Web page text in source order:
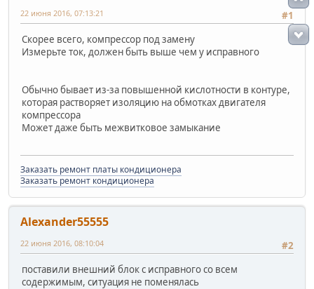
#1
22 июня 2016, 07:13:21
Скорее всего, компрессор под замену
Измерьте ток, должен быть выше чем у исправного
Обычно бывает из-за повышенной кислотности в контуре,
которая растворяет изоляцию на обмотках двигателя
компрессора
Может даже быть межвитковое замыкание
Заказать ремонт платы кондиционера
Заказать ремонт кондиционера
Alexander55555
#2
22 июня 2016, 08:10:04
поставили внешний блок с исправного со всем
содержимым, ситуация не поменялась